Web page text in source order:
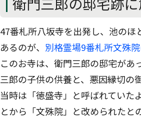
47番札所八坂寺を出発し、池の
あるのが、 別格霊場9番札所文殊
このお寺は、衛門三郎の邸宅が
三郎の子供の供養と、悪因縁切の
当時は「徳盛寺」と呼ばれていた
とから「文殊院」と改められたと